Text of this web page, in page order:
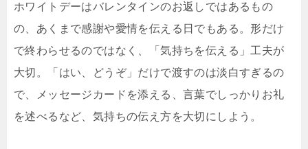
ホワイトデーはバレンタインのお返しではあるもの
の、あくまで感謝や愛情を伝える日でもある。形だけ
で終わらせるのではなく、「気持ちを伝える」工夫が
大切。「はい、どうぞ」だけで渡すのは淡白すぎるの
で、メッセージカードを添える、言葉でしっかりお礼
を述べるなど、気持ちの伝え方を大切にしよう。